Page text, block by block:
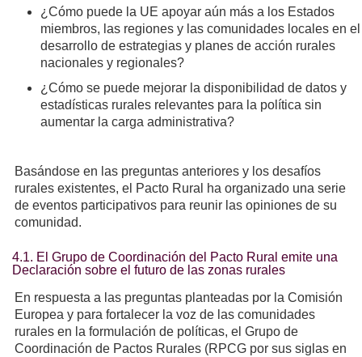
¿Cómo puede la UE apoyar aún más a los Estados
miembros, las regiones y las comunidades locales en el
desarrollo de estrategias y planes de acción rurales
nacionales y regionales?
¿Cómo se puede mejorar la disponibilidad de datos y
estadísticas rurales relevantes para la política sin
aumentar la carga administrativa?
Basándose en las preguntas anteriores y los desafíos
rurales existentes, el Pacto Rural ha organizado una serie
de eventos participativos para reunir las opiniones de su
comunidad.
4.1. El Grupo de Coordinación del Pacto Rural emite una
Declaración sobre el futuro de las zonas rurales
En respuesta a las preguntas planteadas por la Comisión
Europea y para fortalecer la voz de las comunidades
rurales en la formulación de políticas, el Grupo de
Coordinación de Pactos Rurales (RPCG por sus siglas en